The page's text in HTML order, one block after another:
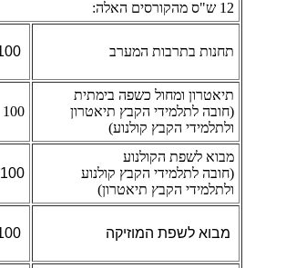
12 ש"ס מהקורסים האלה:
תחנות בתרבות המערב
תיאטרון ומחול כשפה בימתית
(חובה לתלמידי הקבץ תיאטרון
ולתלמידי הקבץ קולנוע)
100
מבוא לשפת הקולנוע
(חובה לתלמידי הקבץ קולנוע
ולתלמידי הקבץ תיאטרון)
100
מבוא לשפת המוזיקה